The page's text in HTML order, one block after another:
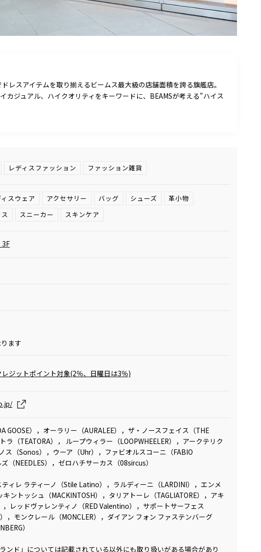
レスアイテムを取り揃えるビームス最大級の店舗面積を誇る旗艦店。
カジュアル、ハイクオリティをキーワードに、BEAMSが考える"ハイス
レディスファッション ファッション雑貨
スウェア アクセサリー バッグ シューズ
革小物
スニーカー スキンケア
3F
ます
ジットポイント対象(2％、日曜日は3％)
GOOSE），オーラリー（AURALEE），ザ・ノースフェイス（THE
ラ（TEATORA）， ループウィラー（LOOPWHEELER），アークテリク
ス（Sonos），ウーア（Uhr），ファビオルスコーニ（FABIO
（NEEDLES），ゼロハチサーカス（08sircus）
ィレ ラティーノ（Stile Latino），ラルディーニ（LARDINI），エンメ
キントッシュ（MACKINTOSH），タリアトーレ（TAGLIATORE），アキ
，レッドヴァレンティノ（RED Valentino），サポートサーフェス
，モンクレール（MONCLER），ダイアン フォン ファステンバーグ
）
ンド」については記載されている以外にも取り扱いがある場合があり